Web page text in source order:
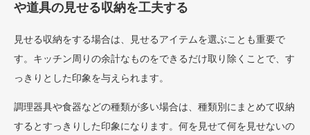
や道具の見せる収納を工夫する
見せる収納をする場合は、見せるアイテムを選ぶことも重要で
す。キッチン周りの余計なものをできるだけ取り除くことで、す
っきりとした印象を与えられます。
調理器具や食器などの種類が多い場合は、種類別にまとめて収納
するとすっきりした印象になります。何を見せて何を見せないの